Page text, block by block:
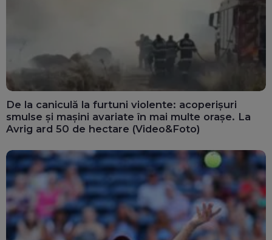
De la caniculă la furtuni violente: acoperișuri
smulse și mașini avariate în mai multe orașe. La
Avrig ard 50 de hectare (Video&Foto)